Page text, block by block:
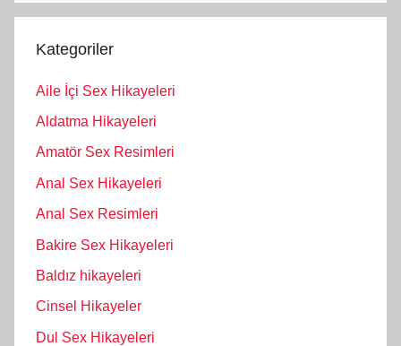
Kategoriler
Aile İçi Sex Hikayeleri
Aldatma Hikayeleri
Amatör Sex Resimleri
Anal Sex Hikayeleri
Anal Sex Resimleri
Bakire Sex Hikayeleri
Baldız hikayeleri
Cinsel Hikayeler
Dul Sex Hikayeleri